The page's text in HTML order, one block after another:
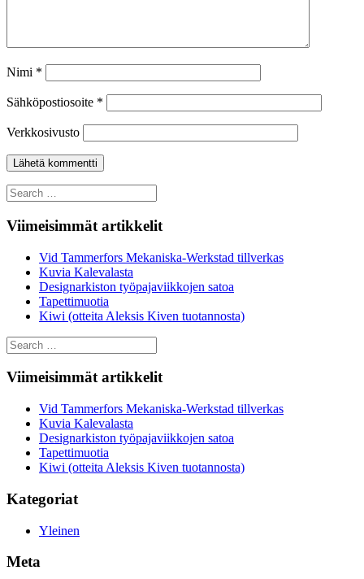
Nimi *
Sähköpostiosoite *
Verkkosivusto
Search
for:
Viimeisimmät artikkelit
Vid Tammerfors Mekaniska-Werkstad tillverkas
Kuvia Kalevalasta
Designarkiston työpajaviikkojen satoa
Tapettimuotia
Kiwi (otteita Aleksis Kiven tuotannosta)
Search
for:
Viimeisimmät artikkelit
Vid Tammerfors Mekaniska-Werkstad tillverkas
Kuvia Kalevalasta
Designarkiston työpajaviikkojen satoa
Tapettimuotia
Kiwi (otteita Aleksis Kiven tuotannosta)
Kategoriat
Yleinen
Meta